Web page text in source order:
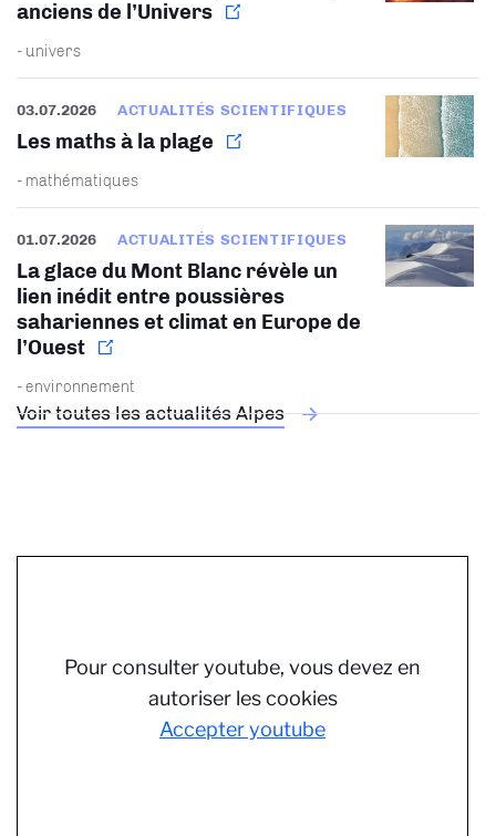
Voir toutes les actualités Alpes
anciens de l’Univers
- univers
03.07.2026 ACTUALITÉS SCIENTIFIQUES
Les maths à la plage
- mathématiques
01.07.2026 ACTUALITÉS SCIENTIFIQUES
La glace du Mont Blanc révèle un
lien inédit entre poussières
sahariennes et climat en Europe de
l’Ouest
- environnement
Pour consulter youtube, vous devez en
autoriser les cookies
Accepter youtube